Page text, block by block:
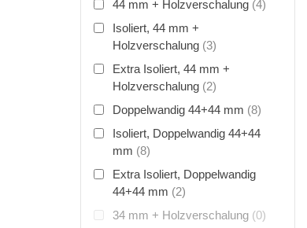
44 mm + Holzverschalung (4)
Isoliert, 44 mm +
Holzverschalung (3)
Extra Isoliert, 44 mm +
Holzverschalung (2)
Doppelwandig 44+44 mm (8)
Isoliert, Doppelwandig 44+44
mm (8)
Extra Isoliert, Doppelwandig
44+44 mm (2)
34 mm + Holzverschalung (0)